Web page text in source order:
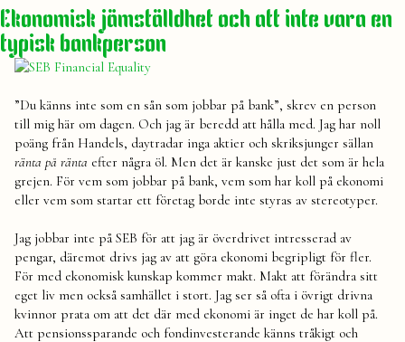
pengar
Ekonomisk jämställdhet och att inte vara en
typisk bankperson
”Du känns inte som en sån som jobbar på bank”, skrev en person
till mig här om dagen. Och jag är beredd att hålla med. Jag har noll
poäng från Handels, daytradar inga aktier och skriksjunger sällan
ränta på ränta efter några öl. Men det är kanske just det som är hela
grejen. För vem som jobbar på bank, vem som har koll på ekonomi
eller vem som startar ett företag borde inte styras av stereotyper.
Jag jobbar inte på SEB för att jag är överdrivet intresserad av
pengar, däremot drivs jag av att göra ekonomi begripligt för fler.
För med ekonomisk kunskap kommer makt. Makt att förändra sitt
eget liv men också samhället i stort. Jag ser så ofta i övrigt drivna
kvinnor prata om att det där med ekonomi är inget de har koll på.
Att pensionssparande och fondinvesterande känns tråkigt och